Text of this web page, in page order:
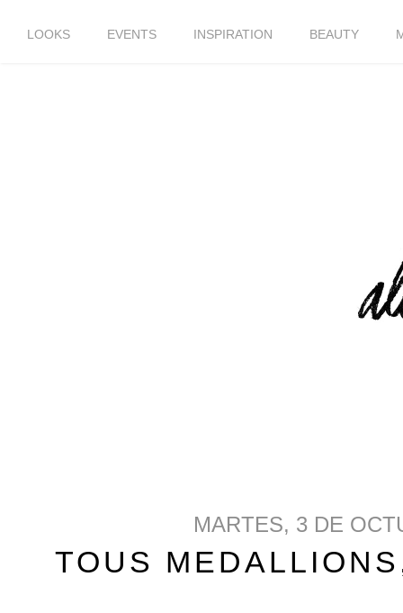
LOOKS EVENTS INSPIRATION BEAUTY
MARTES, 3 DE
TOUS